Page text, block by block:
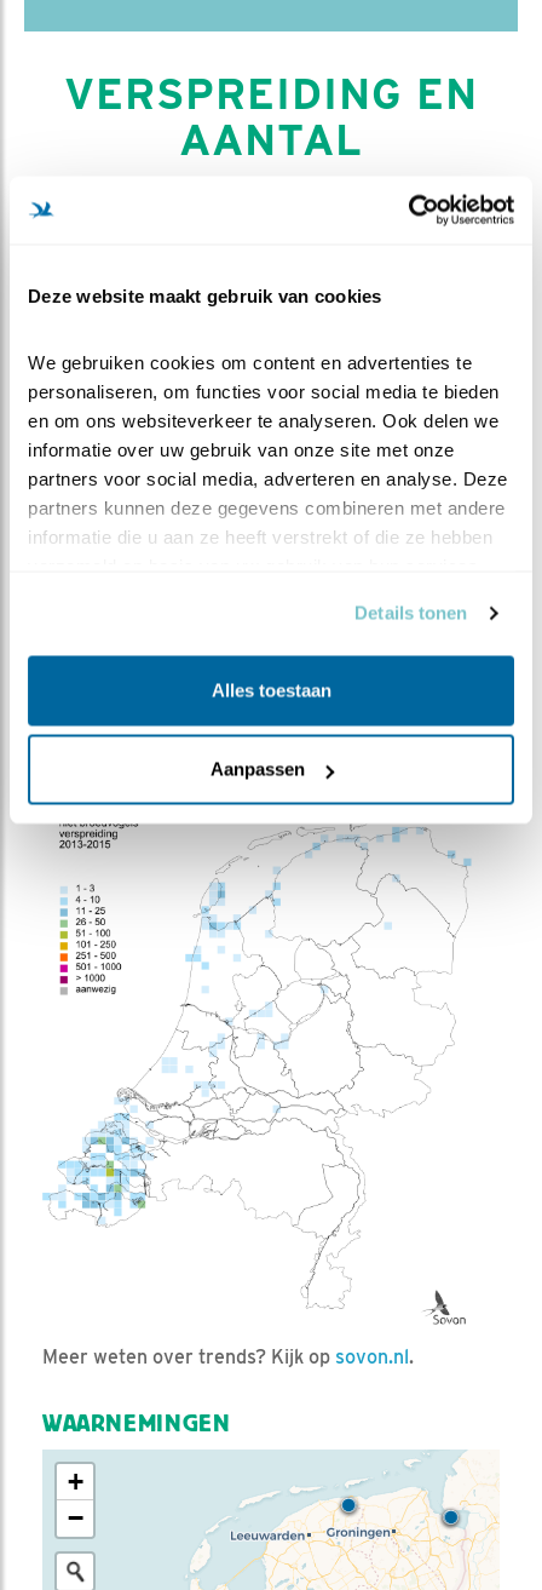
Deze website maakt gebruik van cookies
We gebruiken cookies om content en advertenties te
personaliseren, om functies voor social media te bieden
en om ons websiteverkeer te analyseren. Ook delen we
informatie over uw gebruik van onze site met onze
partners voor social media, adverteren en analyse. Deze
partners kunnen deze gegevens combineren met andere
informatie die u aan ze heeft verstrekt of die ze hebben
Details tonen
Alles toestaan
Aanpassen
VERSPREIDING EN
AANTAL
JUL AUG SEP OKT NOV
Neemt sinds 1980 af als doortrekker in
Nederland, met minder dan 5% per jaar.
AANTALLEN IN NEDERLAND
(2016/17-2020/21)
Bron:sovon.nl
Meer weten over trends? Kijk op sovon.nl.
WAARNEMINGEN
+
−